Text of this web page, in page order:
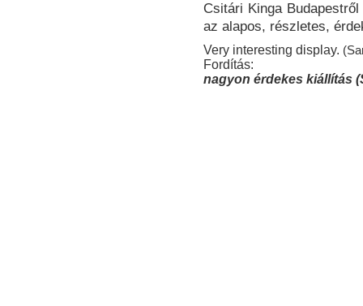
Csitári Kinga
az alapos, részletes,
Very interesting display.
Fordítás:
nagyon érdekes kiállítás